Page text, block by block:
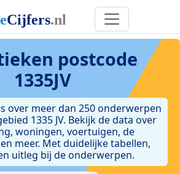
postcode
1335JV
over meer dan 250 onderwerpen
1335 JV. Bekijk de data over
woningen, voertuigen, de
meer. Met duidelijke tabellen,
uitleg bij de onderwerpen.